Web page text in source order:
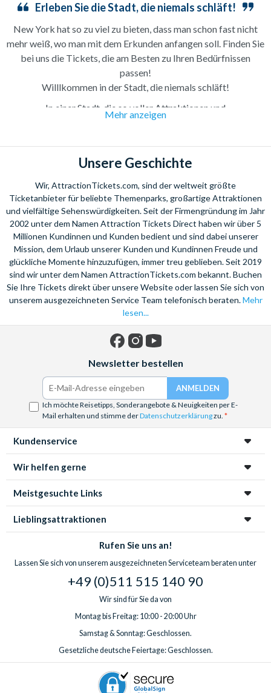
Erleben Sie die Stadt, die niemals schläft!
New York hat so zu viel zu bieten, dass man schon fast nicht
mehr weiß, wo man mit dem Erkunden anfangen soll. Finden Sie
bei uns die Tickets, die am Besten zu Ihren Bedürfnissen
passen!
Willlkommen in der Stadt, die niemals schläft!
In einer Stadt, die so voller Attraktionen und
Sehenswürdigkeiten steckt, fällt es oft schwer, noch einen
Freiheitsstatue, unzählige Museen, Madame Tussauds, und und
und... Attraction Tickets Direct bietet Ihnen eine große
Auswahl an Tickets, Mehrtagespässen und Ausflügen, aus der
Sie Ihr individuelles New York Sightseeing Programm ganz
bequem vor Ihrer Abreise zusammenstellen können.
New York zu Fuß, New York mit dem Bus,
New York aus der
Luft,New York mit dem Boot, - bei uns haben Sie die Auswahl.
Aber auch Tickets für einzelne Attraktionen finden Sie bei
uns.Egal, ob Sie nach einer geführten Tour suchen oder die
Stadt auf eigene Faust erkunden möchten - hier werden Sie
garantiert fündig und sparen dabei Zeit und Geld.
Mehr anzeigen
Unsere Geschichte
Wir, AttractionTickets.com, sind der weltweit größte
Ticketanbieter für beliebte Themenparks, großartige Attraktionen
und vielfältige Sehenswürdigkeiten. Seit der Firmengründung im Jahr
2002 unter dem Namen Attraction Tickets Direct haben wir über 5
Millionen Kundinnen und Kunden bedient und sind dabei unserer
Mission, dem Urlaub unserer Kunden und Kundinnen Freude und
glückliche Momente hinzuzufügen, immer treu geblieben. Seit 2019
sind wir unter dem Namen AttractionTickets.com bekannt. Buchen
Sie Ihre Tickets direkt über unsere Website oder lassen Sie sich von
unserem ausgezeichneten Service Team telefonisch beraten.Mehr
lesen...
Newsletter bestellen
Ich möchte Reisetipps, Sonderangebote & Neuigkeiten per E-
Mail erhalten und stimme derDatenschutzerklärungzu.
Kundenservice
Wir helfen gerne
Meistgesuchte Links
Lieblingsattraktionen
Rufen Sie uns an!
Lassen Sie sich von unserem ausgezeichneten Serviceteam beraten unter
+49 (0)511 515 140 90
Wir sind für Sie da von
Montag bis Freitag: 10:00 - 20:00 Uhr
Samstag & Sonntag: Geschlossen.
Gesetzliche deutsche Feiertage: Geschlossen.